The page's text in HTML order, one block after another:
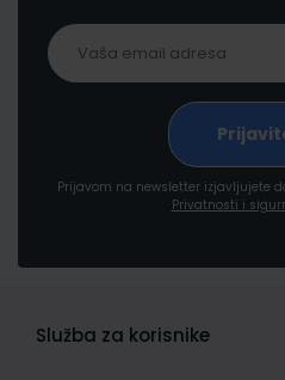
Prijavom na newsletter izjavljujete
Privatnosti i
Služba za korisnike